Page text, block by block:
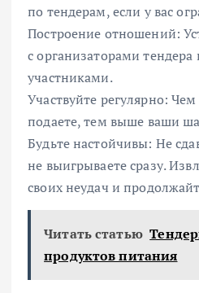
по тендерам, если у вас
Построение отношений:
с организаторами
участниками.
Участвуйте регулярно:
подаете, тем выше ваши
Будьте настойчивы: Не
не выигрываете сразу.
своих неудач и
Читать статью
продуктов питания